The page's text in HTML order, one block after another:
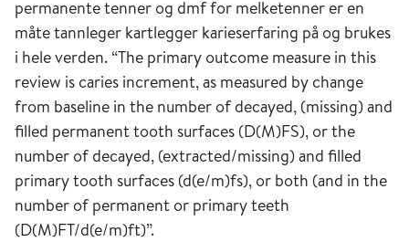
permanente tenner og dmf for melketenner er en
måte tannleger kartlegger karieserfaring på og brukes
i hele verden. “The primary outcome measure in this
review is caries increment, as measured by change
from baseline in the number of decayed, (missing) and
filled permanent tooth surfaces (D(M)FS), or the
number of decayed, (extracted/missing) and filled
primary tooth surfaces (d(e/m)fs), or both (and in the
number of permanent or primary teeth
(D(M)FT/d(e/m)ft)”.